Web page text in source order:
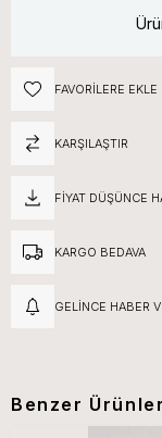
FAVORILERE EKLE
KARŞILAŞTIR
FIYAT DÜŞÜNCE
KARGO BEDAVA
GELINCE HABER
Benzer Ürünler